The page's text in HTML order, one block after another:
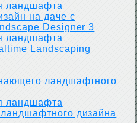
ландшафта
на даче с
Designer 3
ландшафта
Landscaping
ландшафтного
ландшафта
дизайна